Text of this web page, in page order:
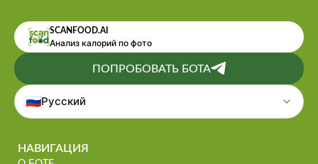
SCANFOOD.AI
Анализ калорий по фото
ПОПРОБОВАТЬ БОТА
🇷🇺Русский
НАВИГАЦИЯ